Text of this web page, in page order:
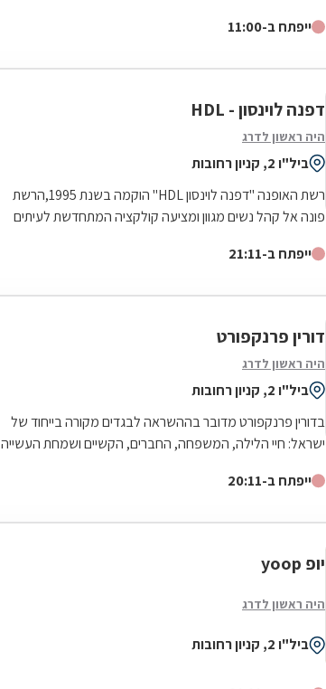
ייפתח ב-11:00
דפנה לוינסון - HDL
היה ראשון לדרג
ביל"ו 2, קניון רחובות
רשת האופנה "דפנה לוינסון HDL" הוקמה בשנת 1995,הרשת
פונה אל קהל נשים מגוון ומציעה קולקציה המתחדשת לעיתים
ייפתח ב-21:11
דורין פרנקפורט
היה ראשון לדרג
ביל"ו 2, קניון רחובות
בדורין פרנקפורט מדובר בההשראה לבגדים מקורה בייחוד של
ישראל: חיי הלילה, המשפחה, החברים, הקשיים ושמחת העשייה
ייפתח ב-20:11
יופ yoop
היה ראשון לדרג
ביל"ו 2, קניון רחובות